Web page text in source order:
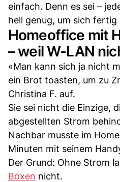
einfach. Denn es sei –
hell genug, um sich fertig
Homeoffice mit
– weil W-LAN
«Man kann sich ja nicht
ein Brot toasten, um zu
Christina F. auf.
Sie sei nicht die Einzige,
abgestellten Strom
Nachbar musste im
Minuten mit seinem
Der Grund: Ohne Strom
Boxen nicht.